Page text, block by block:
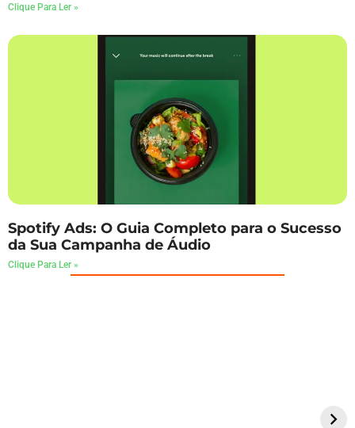
Clique Para Ler »
Spotify Ads: O Guia Completo para o Sucesso
da Sua Campanha de Áudio
Clique Para Ler »